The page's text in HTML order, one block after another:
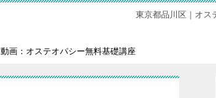
東京都品川区｜オス
動画：オステオパシー無料基礎講座